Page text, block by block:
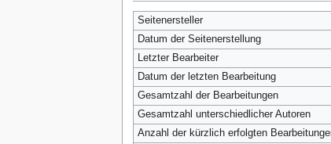
Seitenersteller
Datum der Seitenerstellung
Letzter Bearbeiter
Datum der letzten Bearbeitung
Gesamtzahl der Bearbeitungen
Gesamtzahl unterschiedlicher Autoren
Anzahl der kürzlich erfolgten